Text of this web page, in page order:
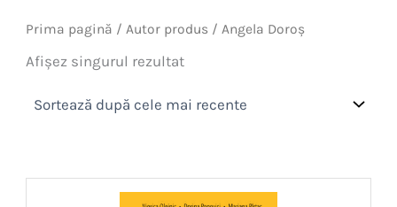
Prima pagină / Autor produs / Angela Doroș
Afișez singurul rezultat